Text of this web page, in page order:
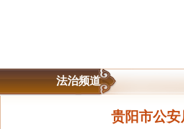
法治频道
贵阳市公